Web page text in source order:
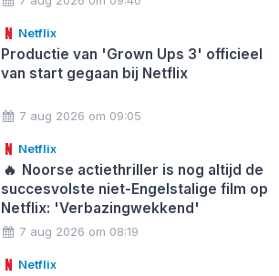
Netflix
Productie van 'Grown Ups 3' officieel
van start gegaan bij Netflix
7 aug 2026 om 09:05
Netflix
🔥 Noorse actiethriller is nog altijd de
succesvolste niet-Engelstalige film op
Netflix: 'Verbazingwekkend'
7 aug 2026 om 08:19
Netflix